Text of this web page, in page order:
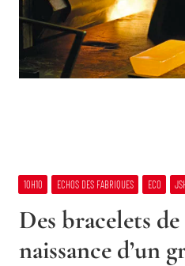
10H10 ECHOS DES FABRIQUES ECO
Des bracelets
naissance d’un